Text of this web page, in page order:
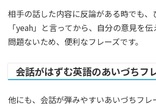
相手の話した内容に反論がある時でも、
「yeah」と言ってから、自分の意見を
問題ないため、便利なフレーズです。
会話がはずむ英語のあいづちフ
他にも、会話が弾みやすいあいづちフレ